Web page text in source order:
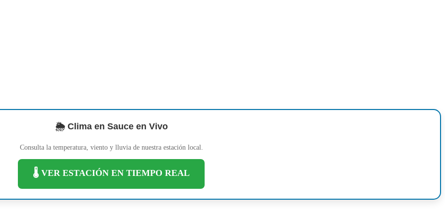
🌦️ Clima en Sauce en Vivo
Consulta la temperatura, viento y lluvia de nuestra estación local.
🌡️ VER ESTACIÓN EN TIEMPO REAL